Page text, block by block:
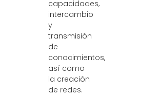
capacidades,
intercambio
y
transmisión
de
conocimientos,
así como
la creación
de redes.